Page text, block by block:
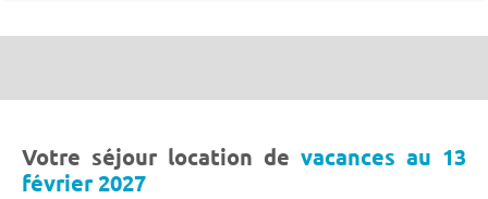
Votre séjour location de vacances au 13
février 2027